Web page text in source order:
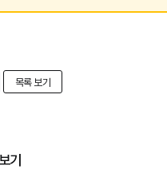
목록 보기
기